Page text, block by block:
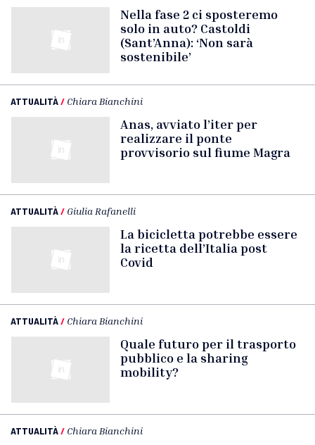
Nella fase 2 ci sposteremo
solo in auto? Castoldi
(Sant’Anna): ‘Non sarà
sostenibile’
ATTUALITÀ/ Chiara Bianchini
Anas, avviato l’iter per
realizzare il ponte
provvisorio sul fiume Magra
ATTUALITÀ/ Giulia Rafanelli
La bicicletta potrebbe essere
la ricetta dell’Italia post
Covid
ATTUALITÀ/ Chiara Bianchini
Quale futuro per il trasporto
pubblico e la sharing
mobility?
ATTUALITÀ/ Chiara Bianchini